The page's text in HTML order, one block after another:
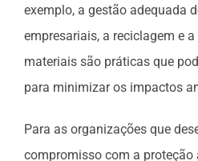
exemplo, a gestão adequada
empresariais, a reciclagem e
materiais são práticas que
para minimizar os impactos
Para as organizações que
compromisso com a